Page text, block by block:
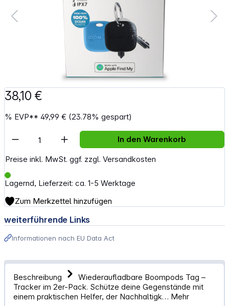
38,10 €
% EVP**49,99 € (23.78% gespart)
Preise inkl. MwSt. ggf. zzgl. Versandkosten
Lagernd, Lieferzeit: ca. 1-5 Werktage
Artikel Anzahl: Gib den gewünschten
In den Warenkorb
Zum Merkzettel hinzufügen
weiterführende Links
Informationen nach EU Data Act
Beschreibung
Wiederaufladbare Boompods Tag –
Tracker im 2er-Pack. Schütze deine Gegenstände mit
einem praktischen Helfer, der Nachhaltigk… Mehr